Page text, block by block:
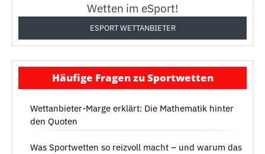
Wetten im eSport!
ESPORT WETTANBIETER
Häufige Fragen zu Sportwetten
Wettanbieter-Marge erklärt: Die Mathematik hinter
den Quoten
Was Sportwetten so reizvoll macht – und warum das